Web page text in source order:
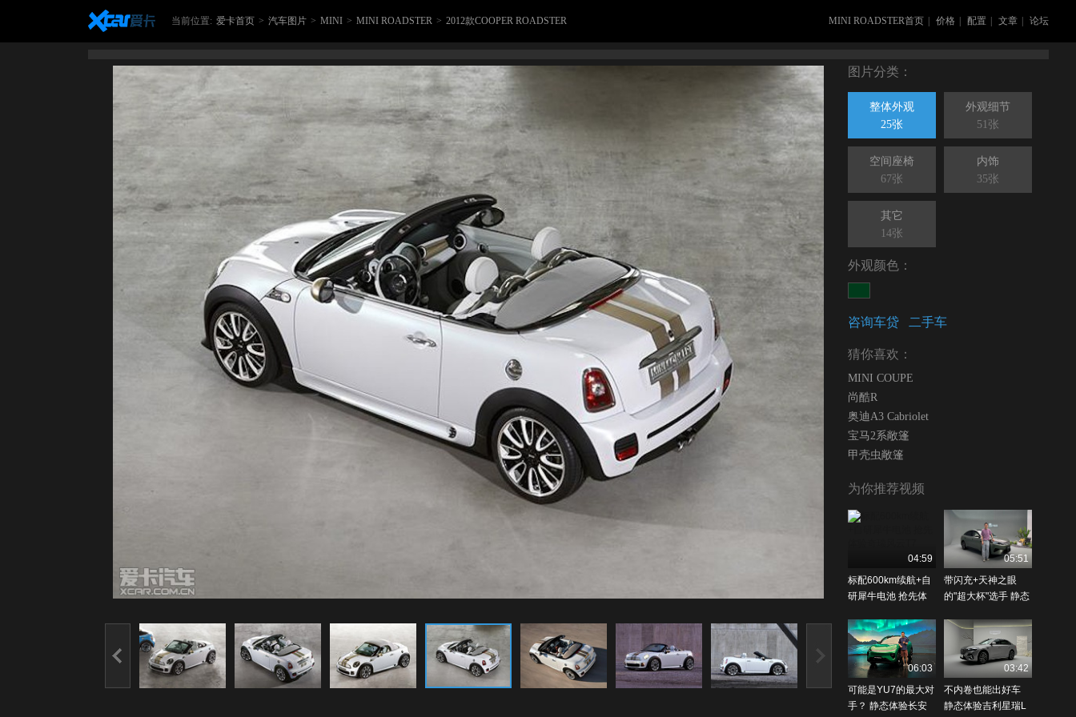
当前位置: 爱卡首页 > 汽车图片 > MINI > MINI ROADSTER > 2012款COOPER ROADSTER MINI ROADSTER首页 价格 配置 文章 论坛
图片分类：
整体外观
25张
外观细节
51张
空间座椅
67张
内饰
35张
其它
14张
外观颜色：
咨询车贷 二手车
猜你喜欢：
MINI COUPE
尚酷R
奥迪A3 Cabriolet
宝马2系敞篷
甲壳虫敞篷
为你推荐视频
04:59
标配600km续航+自
研犀牛电池 抢先体
05:51
带闪充+天神之眼
的"超大杯"选手 静态
06:03
可能是YU7的最大对
手？ 静态体验长安
03:42
不内卷也能出好车
静态体验吉利星瑞L